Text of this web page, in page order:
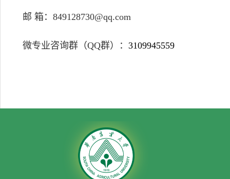
邮 箱：849128730@qq.com
微专业咨询群（QQ群）：3109945559